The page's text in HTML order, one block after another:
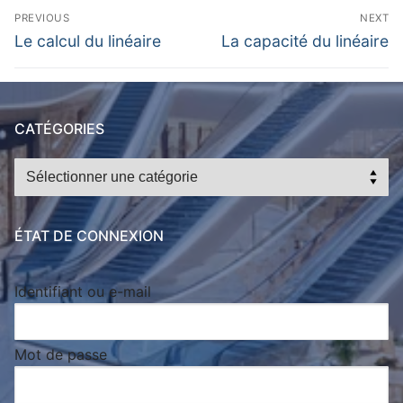
Navigation
de
PREVIOUS
Previous
Le calcul du linéaire
NEXT
Next
La capacité du linéaire
CATÉGORIES
Catégories
ÉTAT DE CONNEXION
Identifiant ou e-mail
Mot de passe